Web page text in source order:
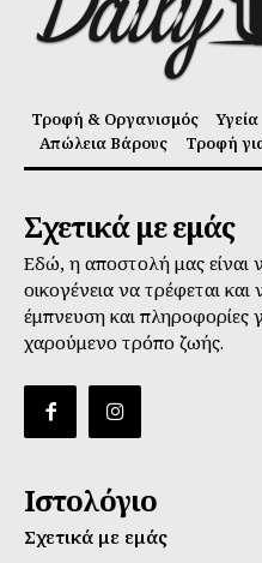
Τροφή & Οργανισμός Υγεία
Απώλεια Βάρους
Τροφή
Σχετικά με εμάς
Εδώ, η αποστολή μας είναι
οικογένεια να τρέφεται
έμπνευση και πληροφορίες
χαρούμενο τρόπο ζωής.
Ιστολόγιο
Σχετικά με εμάς